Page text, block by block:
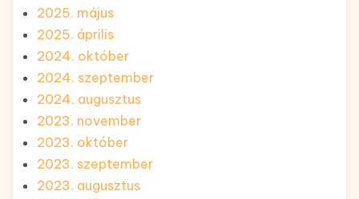
2025. május
2025. április
2024. október
2024. szeptember
2024. augusztus
2023. november
2023. október
2023. szeptember
2023. augusztus